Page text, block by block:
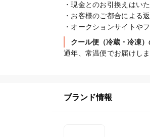
・現金とのお引換えはい
・お客様のご都合による
・オークションサイトや
クール便（冷蔵・冷凍）
通年、常温便でお届けしま
ブランド情報